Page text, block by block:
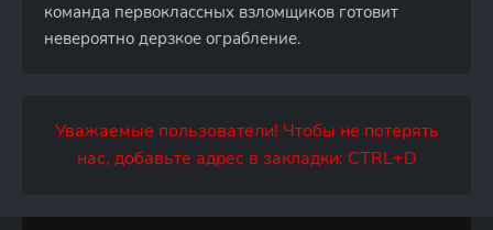
команда первоклассных взломщиков готовит
невероятно дерзкое ограбление.
Уважаемые пользователи! Чтобы не потерять
нас, добавьте адрес в закладки: CTRL+D